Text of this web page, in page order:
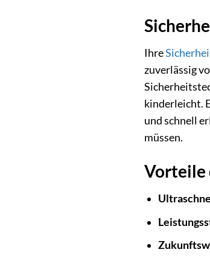
Ihre
zuverlässig
kinderleicht.
und schnell
müssen.
Vorteile